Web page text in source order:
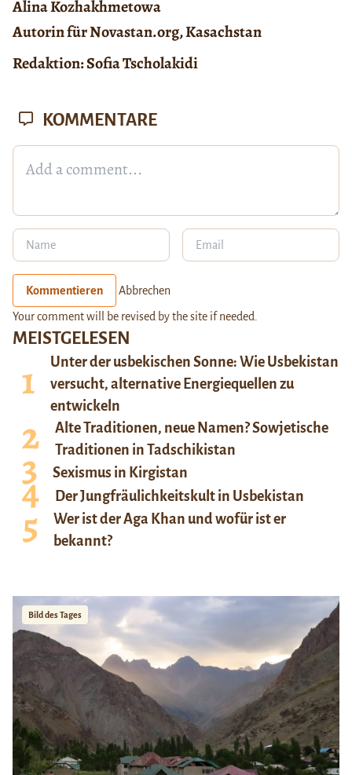
Alina Kozhakhmetowa
Autorin für Novastan.org, Kasachstan
Redaktion: Sofia Tscholakidi
MEISTGELESEN
Unter der usbekischen Sonne: Wie Usbekistan
versucht, alternative Energiequellen zu
entwickeln
Alte Traditionen, neue Namen? Sowjetische
Traditionen in Tadschikistan
Sexismus in Kirgistan
Der Jungfräulichkeitskult in Usbekistan
Wer ist der Aga Khan und wofür ist er
bekannt?
Bild des Tages
KOMMENTARE
Kommentieren Abbrechen
Your comment will be revised by the site if needed.